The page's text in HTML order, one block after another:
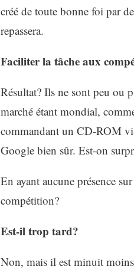
créé de toute bonne foi par
repassera.
Faciliter la tâche aux
Résultat? Ils ne sont peu ou
marché étant mondial,
commandant un CD-ROM
Google bien sûr. Est-on
En ayant aucune présence
compétition?
Est-il trop tard?
Non, mais il est minuit